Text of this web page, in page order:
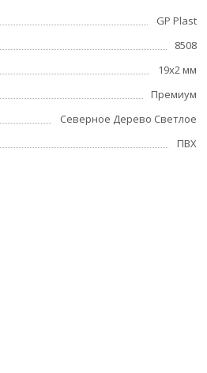
GP Plast
8508
19x2 мм
Премиум
Северное Дерево Светлое
ПВХ